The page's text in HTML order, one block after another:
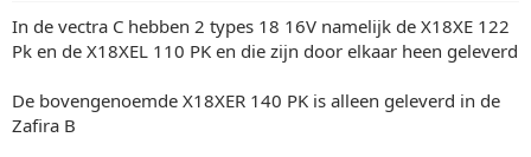
In de vectra C hebben 2 types 18 16V namelijk de X18XE 122
Pk en de X18XEL 110 PK en die zijn door elkaar heen geleverd
De bovengenoemde X18XER 140 PK is alleen geleverd in de
Zafira B